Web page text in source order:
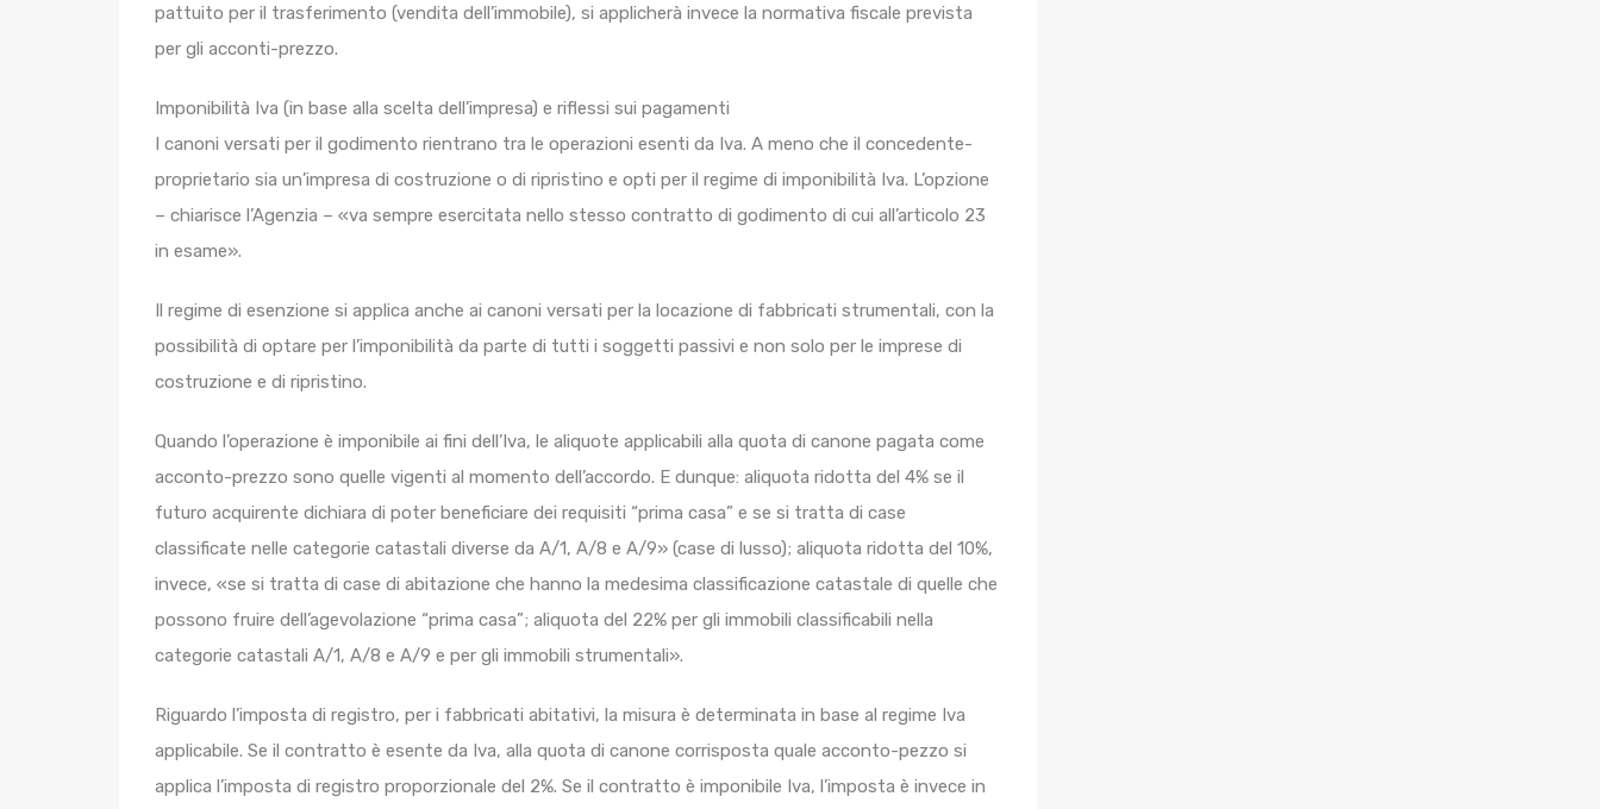
pattuito per il trasferimento (vendita dell’immobile), si applicherà invece la normativa fiscale prevista
per gli acconti-prezzo.
Imponibilità Iva (in base alla scelta dell’impresa) e riflessi sui pagamenti
I canoni versati per il godimento rientrano tra le operazioni esenti da Iva. A meno che il concedente-
proprietario sia un’impresa di costruzione o di ripristino e opti per il regime di imponibilità Iva. L’opzione
– chiarisce l’Agenzia – «va sempre esercitata nello stesso contratto di godimento di cui all’articolo 23
in esame».
Il regime di esenzione si applica anche ai canoni versati per la locazione di fabbricati strumentali, con la
possibilità di optare per l’imponibilità da parte di tutti i soggetti passivi e non solo per le imprese di
costruzione e di ripristino.
Quando l’operazione è imponibile ai fini dell’Iva, le aliquote applicabili alla quota di canone pagata come
acconto-prezzo sono quelle vigenti al momento dell’accordo. E dunque: aliquota ridotta del 4% se il
futuro acquirente dichiara di poter beneficiare dei requisiti “prima casa” e se si tratta di case
classificate nelle categorie catastali diverse da A/1, A/8 e A/9» (case di lusso); aliquota ridotta del 10%,
invece, «se si tratta di case di abitazione che hanno la medesima classificazione catastale di quelle che
possono fruire dell’agevolazione “prima casa”; aliquota del 22% per gli immobili classificabili nella
categorie catastali A/1, A/8 e A/9 e per gli immobili strumentali».
Riguardo l’imposta di registro, per i fabbricati abitativi, la misura è determinata in base al regime Iva
applicabile. Se il contratto è esente da Iva, alla quota di canone corrisposta quale acconto-pezzo si
applica l’imposta di registro proporzionale del 2%. Se il contratto è imponibile Iva, l’imposta è invece in